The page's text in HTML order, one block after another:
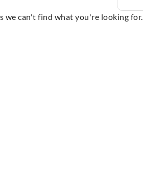
we can't find what you're looking for.